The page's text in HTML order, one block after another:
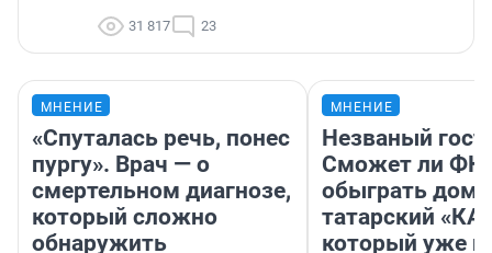
31 817 23
МНЕНИЕ
«Спуталась речь, понес
пургу». Врач — о
смертельном диагнозе,
который сложно
обнаружить
МНЕНИЕ
Незваный
Сможет ли ФК
обыграть дома
татарский
который уже